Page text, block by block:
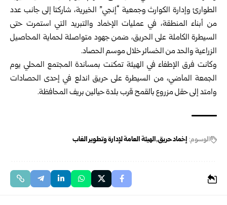
الطوارئ وإدارة الكوارث ‏وجمعية “إنجي” الخيرية، شاركتا إلى جانب عدد
من أبناء المنطقة، في عمليات الإخماد والتبريد ‏التي استمرت حتى
السيطرة الكاملة على الحريق، ضمن جهود متواصلة لحماية المحاصيل
‏الزراعية والحد من الخسائر خلال موسم الحصاد.‏
وكانت فرق الإطفاء في الهيئة تمكنت بمساندة ‏المجتمع المحلي يوم
الجمعة الماضي، من السيطرة ‏على حريق اندلع في إحدى الحصادات
‏وامتد إلى حقل مزروع بالقمح قرب بلدة حيالين بريف ‏المحافظة.‏
الوسوم: إخماد حريق الهيئة العامة لإدارة وتطوير الغاب